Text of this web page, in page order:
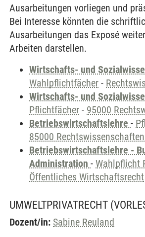
Ausarbeitungen vorliegen und
Bei Interesse könnten die
Ausarbeitungen das Exposé
Arbeiten darstellen.
Wirtschafts- und
Wahlpflichtfächer -
Wirtschafts- und
Pflichtfächer - 95000
Betriebswirtschaftslehre -
85000 Rechtswissenschaften
Betriebswirtschaftslehre -
Administration - Wahlpflicht
Öffentliches Wirtschaftsrecht
UMWELTPRIVATRECHT
Dozent/in: Sabine Reuland